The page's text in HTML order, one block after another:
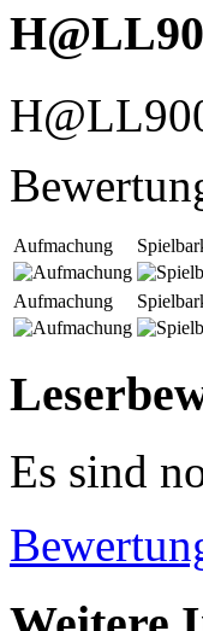
Aufmachung
Aufmachung
Es sind